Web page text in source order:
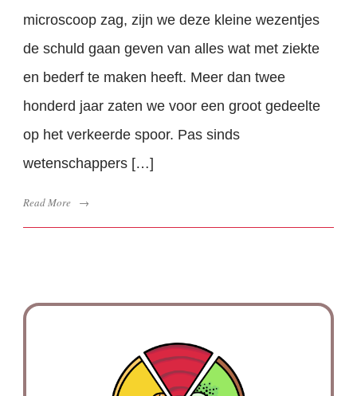
microscoop zag, zijn we deze kleine wezentjes
de schuld gaan geven van alles wat met ziekte
en bederf te maken heeft. Meer dan twee
honderd jaar zaten we voor een groot gedeelte
op het verkeerde spoor. Pas sinds
wetenschappers […]
Read More →